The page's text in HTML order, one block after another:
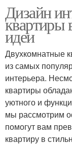
Дизайн
квартиры
идеи
Двухкомнатные
из самых
интерьера.
квартиры
уютного и
мы рассмотрим
помогут вам
квартиру в